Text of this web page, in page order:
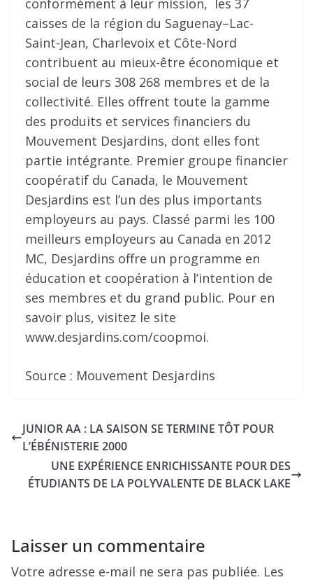
conformément à leur mission, les 37
caisses de la région du Saguenay–Lac-
Saint-Jean, Charlevoix et Côte-Nord
contribuent au mieux-être économique et
social de leurs 308 268 membres et de la
collectivité. Elles offrent toute la gamme
des produits et services financiers du
Mouvement Desjardins, dont elles font
partie intégrante. Premier groupe financier
coopératif du Canada, le Mouvement
Desjardins est l’un des plus importants
employeurs au pays. Classé parmi les 100
meilleurs employeurs au Canada en 2012
MC, Desjardins offre un programme en
éducation et coopération à l’intention de
ses membres et du grand public. Pour en
savoir plus, visitez le site
www.desjardins.com/coopmoi.
Source : Mouvement Desjardins
JUNIOR AA : LA SAISON SE TERMINE TÔT POUR
L’ÉBÉNISTERIE 2000
UNE EXPÉRIENCE ENRICHISSANTE POUR DES
ÉTUDIANTS DE LA POLYVALENTE DE BLACK LAKE
Laisser un commentaire
Votre adresse e-mail ne sera pas publiée. Les